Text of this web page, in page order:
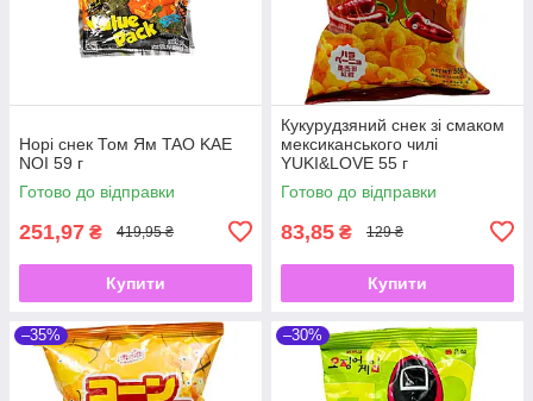
Норі снек Том Ям TAO KAE
NOI 59 г
Готово до відправки
251,97 ₴ 419,95 ₴
Купити
Кукурудзяний снек зі смаком
мексиканського чилі
YUKI&LOVE 55 г
Готово до відправки
83,85 ₴ 129 ₴
Купити
–35% –30%